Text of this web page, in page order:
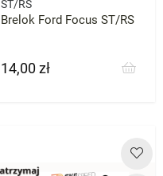
ST/RS
Brelok Ford Focus ST/RS
Cena
14,00 zł